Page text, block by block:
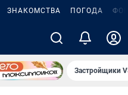
ЗНАКОМСТВА ПОГОДА
Застройщики